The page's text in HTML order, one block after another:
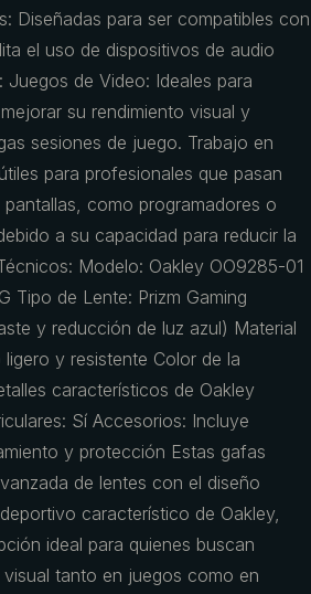
Diseñadas para ser compatibles con
el uso de dispositivos de audio
Juegos de Video: Ideales para
su rendimiento visual y
sesiones de juego. Trabajo en
para profesionales que pasan
como programadores o
a su capacidad para reducir la
Modelo: Oakley OO9285-01
Tipo de Lente: Prizm Gaming
y reducción de luz azul) Material
y resistente Color de la
característicos de Oakley
Sí Accesorios: Incluye
y protección Estas gafas
de lentes con el diseño
característico de Oakley,
ideal para quienes buscan
tanto en juegos como en